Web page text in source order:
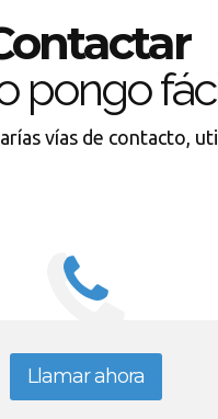
pongo
vías de contacto,
Llamar ahora